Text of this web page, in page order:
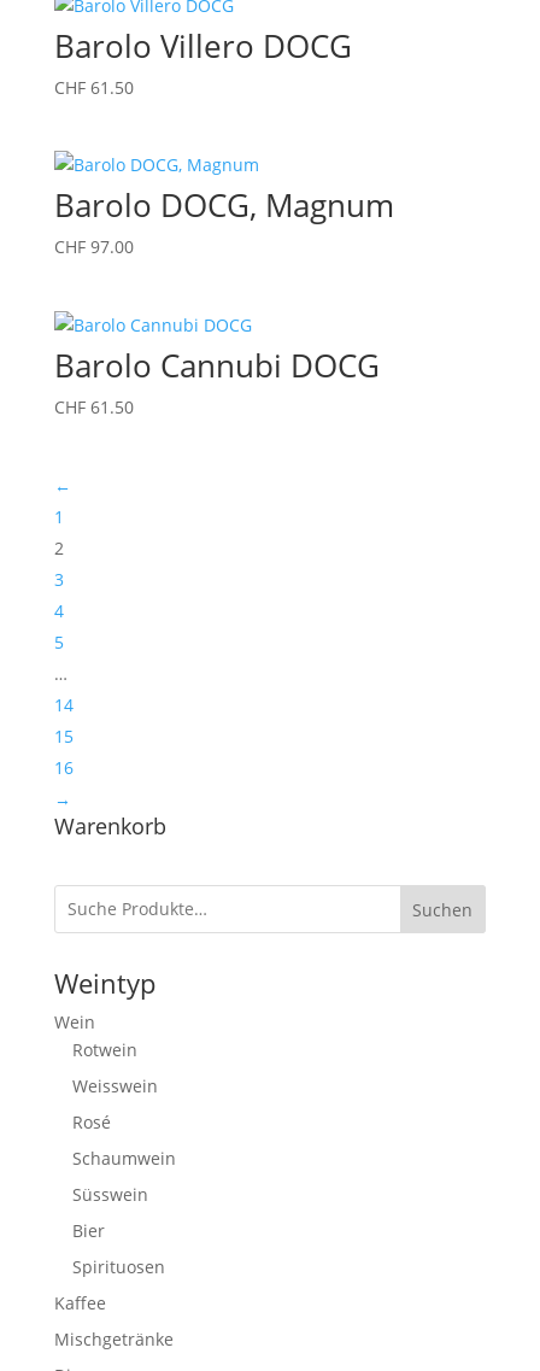
Barolo Villero DOCG
CHF61.50
Barolo DOCG, Magnum
CHF97.00
Barolo Cannubi DOCG
CHF61.50
←
1
2
3
4
5
…
14
15
16
→
Warenkorb
Suchen
Weintyp
Wein
Rotwein
Weisswein
Rosé
Schaumwein
Süsswein
Bier
Spirituosen
Kaffee
Mischgetränke